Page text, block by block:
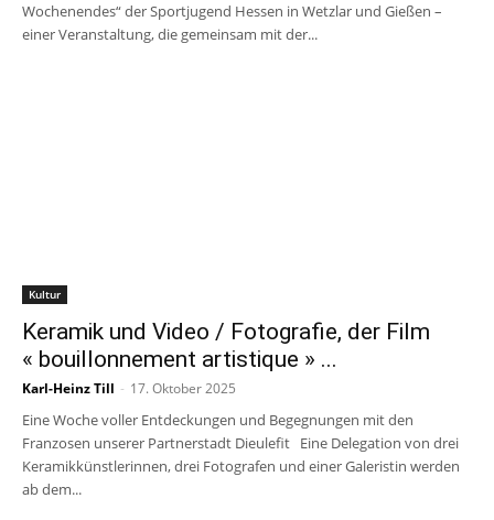
Wochenendes“ der Sportjugend Hessen in Wetzlar und Gießen –
einer Veranstaltung, die gemeinsam mit der...
Kultur
Keramik und Video / Fotografie, der Film
« bouillonnement artistique » ...
Karl-Heinz Till - 17. Oktober 2025
Eine Woche voller Entdeckungen und Begegnungen mit den
Franzosen unserer Partnerstadt Dieulefit Eine Delegation von drei
Keramikkünstlerinnen, drei Fotografen und einer Galeristin werden
ab dem...